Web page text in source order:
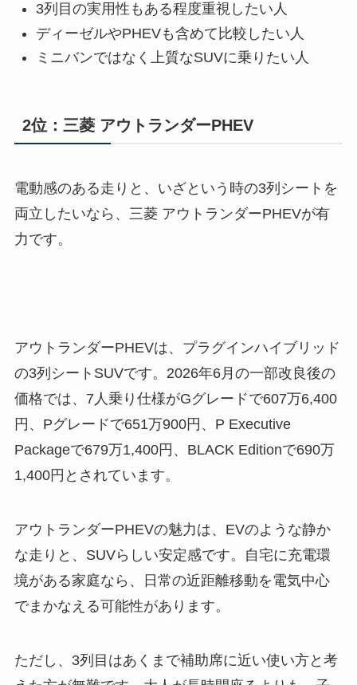
3列目の実用性もある程度重視したい人
ディーゼルやPHEVも含めて比較したい人
ミニバンではなく上質なSUVに乗りたい人
2位：三菱 アウトランダーPHEV
電動感のある走りと、いざという時の3列シートを
両立したいなら、三菱 アウトランダーPHEVが有
力です。
アウトランダーPHEVは、プラグインハイブリッド
の3列シートSUVです。2026年6月の一部改良後の
価格では、7人乗り仕様がGグレードで607万6,400
円、Pグレードで651万900円、P Executive
Packageで679万1,400円、BLACK Editionで690万
1,400円とされています。
アウトランダーPHEVの魅力は、EVのような静か
な走りと、SUVらしい安定感です。自宅に充電環
境がある家庭なら、日常の近距離移動を電気中心
でまかなえる可能性があります。
ただし、3列目はあくまで補助席に近い使い方と考